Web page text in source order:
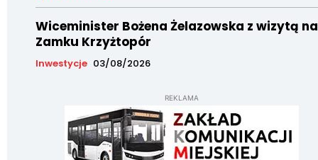
Wiceminister Bożena Żelazowska z wizytą na
Zamku Krzyżtopór
Inwestycje 03/08/2026
REKLAMA